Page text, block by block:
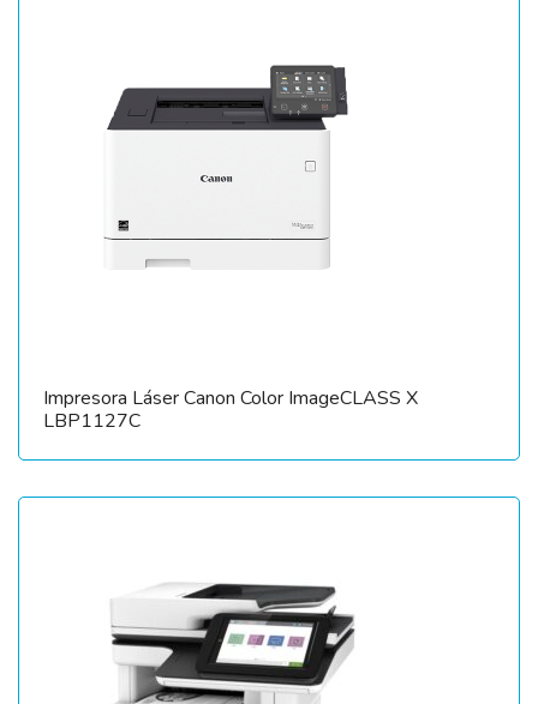
Impresora Láser Canon Color ImageCLASS X
LBP1127C